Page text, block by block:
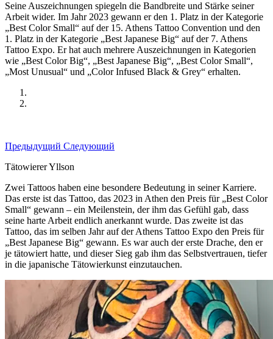
Seine Auszeichnungen spiegeln die Bandbreite und Stärke seiner
Arbeit wider. Im Jahr 2023 gewann er den 1. Platz in der Kategorie
„Best Color Small“ auf der 15. Athens Tattoo Convention und den
1. Platz in der Kategorie „Best Japanese Big“ auf der 7. Athens
Tattoo Expo. Er hat auch mehrere Auszeichnungen in Kategorien
wie „Best Color Big“, „Best Japanese Big“, „Best Color Small“,
„Most Unusual“ und „Color Infused Black & Grey“ erhalten.
Предыдущий Следующий
Tätowierer Yllson
Zwei Tattoos haben eine besondere Bedeutung in seiner Karriere.
Das erste ist das Tattoo, das 2023 in Athen den Preis für „Best Color
Small“ gewann – ein Meilenstein, der ihm das Gefühl gab, dass
seine harte Arbeit endlich anerkannt wurde. Das zweite ist das
Tattoo, das im selben Jahr auf der Athens Tattoo Expo den Preis für
„Best Japanese Big“ gewann. Es war auch der erste Drache, den er
je tätowiert hatte, und dieser Sieg gab ihm das Selbstvertrauen, tiefer
in die japanische Tätowierkunst einzutauchen.